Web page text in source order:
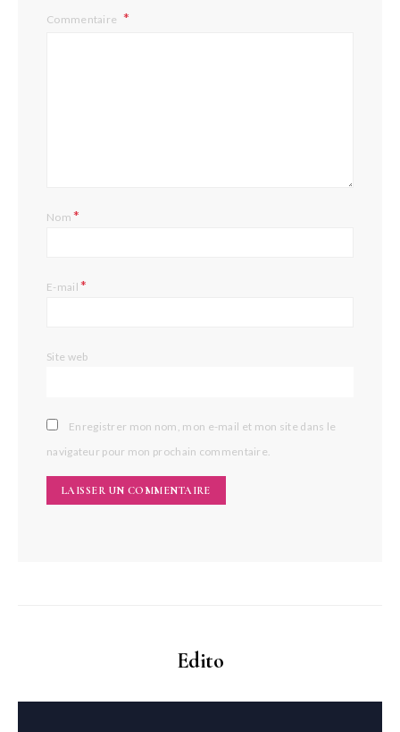
Commentaire
Nom*
E-mail*
Site web
Enregistrer mon nom, mon e-mail et mon site dans le
navigateur pour mon prochain commentaire.
Edito